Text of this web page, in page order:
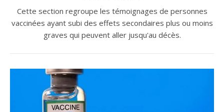
Cette section regroupe les témoignages de personnes
vaccinées ayant subi des effets secondaires plus ou moins
graves qui peuvent aller jusqu'au décès.